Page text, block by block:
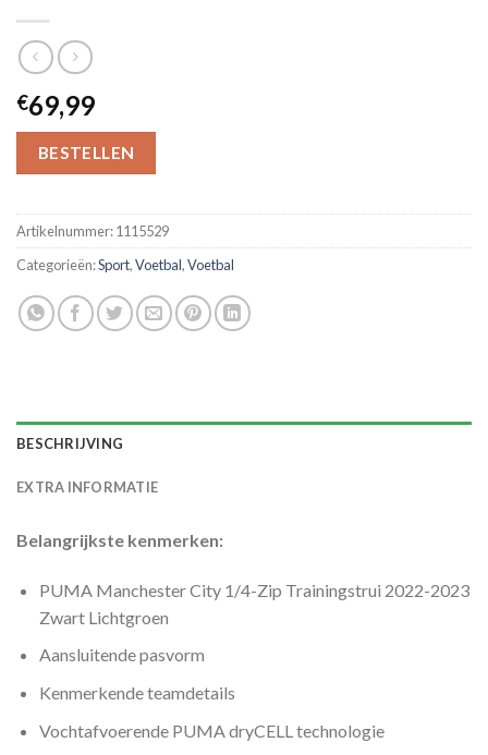
€69,99
BESTELLEN
Artikelnummer:1115529
Categorieën:Sport,Voetbal,Voetbal
BESCHRIJVING
EXTRA INFORMATIE
Belangrijkste kenmerken:
PUMA Manchester City 1/4-Zip Trainingstrui 2022-2023
Zwart Lichtgroen
Aansluitende pasvorm
Kenmerkende teamdetails
Vochtafvoerende PUMA dryCELL technologie